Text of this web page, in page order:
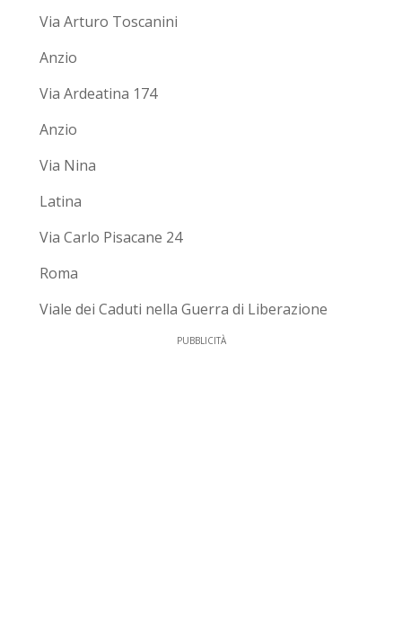
Via Arturo Toscanini
Anzio
Via Ardeatina 174
Anzio
Via Nina
Latina
Via Carlo Pisacane 24
Roma
Viale dei Caduti nella Guerra di Liberazione
PUBBLICITÀ